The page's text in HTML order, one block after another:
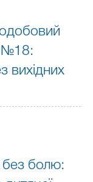
№18:
вихідних
без болю: